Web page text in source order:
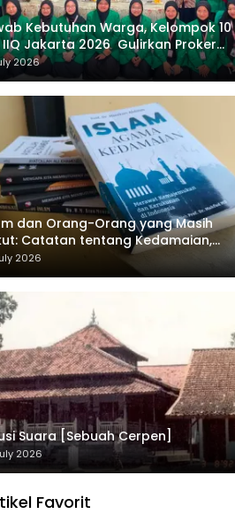
Kebutuhan Warga, Kelompok 10
IIQ Jakarta 2026 Gulirkan Proker
Al-Qur’an di Sukamanah
2026
dan Orang-Orang yang Masih
Catatan tentang Kedamaian,
dan Negara dalam
Masykuri Abdillah
2026
Suara [Sebuah Cerpen]
2026
Favorit